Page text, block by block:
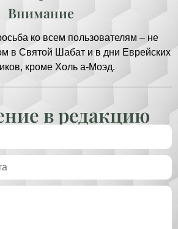
Внимание
ко всем пользователям – не
в Святой Шабат и в дни Еврейских
кроме Холь а-Моэд.
в редакцию